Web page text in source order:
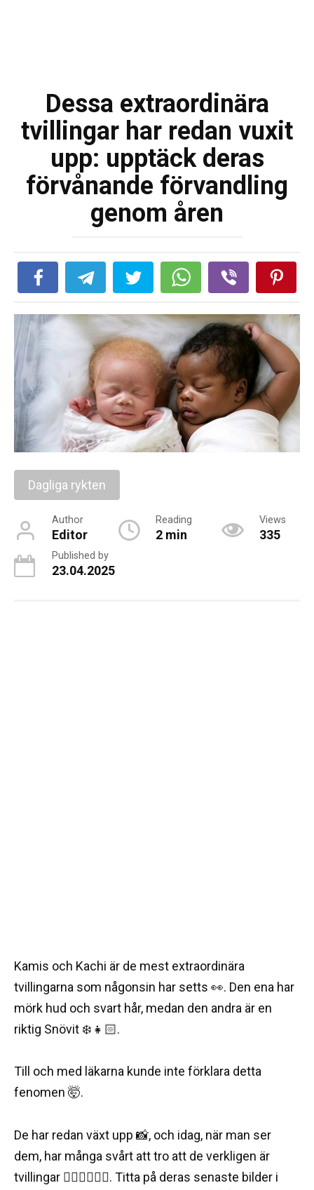
Dessa extraordinära
tvillingar har redan vuxit
upp: upptäck deras
förvånande förvandling
genom åren
Dagliga rykten
Author
Editor
Reading
2 min
Views
335
Published by
23.04.2025
Kamis och Kachi är de mest extraordinära
tvillingarna som någonsin har setts 👀. Den ena har
mörk hud och svart hår, medan den andra är en
riktig Snövit ❄️👧🏻.
Till och med läkarna kunde inte förklara detta
fenomen 🤯.
De har redan växt upp 📸, och idag, när man ser
dem, har många svårt att tro att de verkligen är
tvillingar 🤷🏽‍♂️🤷🏼‍♀️. Titta på deras senaste bilder i